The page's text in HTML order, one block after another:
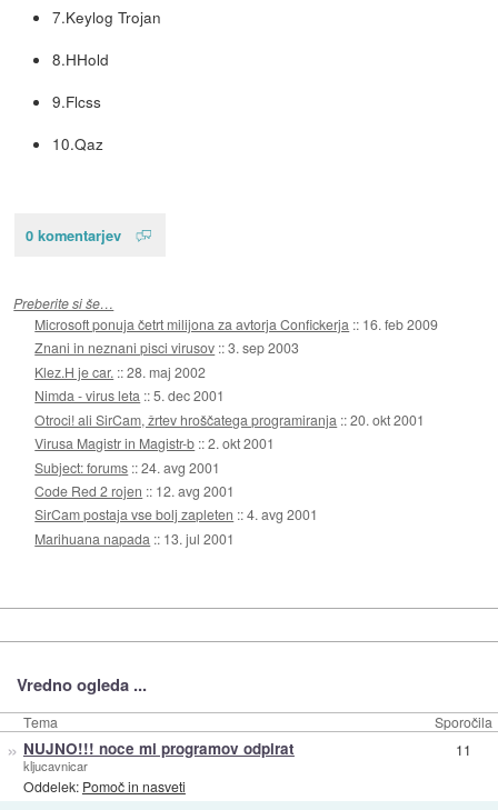
7.Keylog Trojan
8.HHold
9.Flcss
10.Qaz
0 komentarjev
Preberite si še…
Microsoft ponuja četrt milijona za avtorja Confickerja :: 16. feb 2009
Znani in neznani pisci virusov ::3. sep 2003
Klez.H je car. ::28. maj 2002
Nimda - virus leta ::5. dec 2001
Otroci! ali SirCam, žrtev hroščatega programiranja ::20. okt 2001
Virusa Magistr in Magistr-b ::2. okt 2001
Subject: forums ::24. avg 2001
Code Red 2 rojen :: 12. avg 2001
SirCam postaja vse bolj zapleten ::4. avg 2001
Marihuana napada :: 13. jul 2001
Vredno ogleda ...
Tema Sporočila
» NUJNO!!! noce mi programov odpirat
kljucavnicar
Oddelek: Pomoč in nasveti
11